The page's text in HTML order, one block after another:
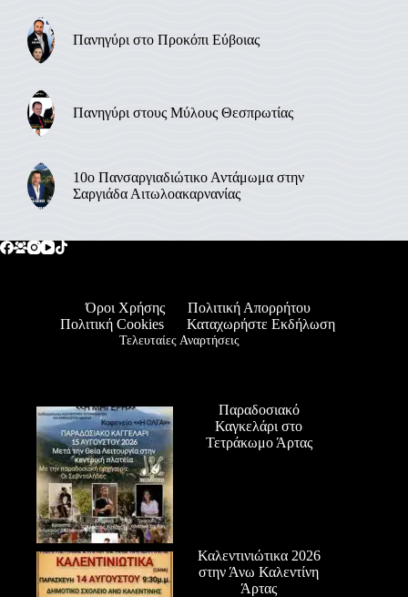
Πανηγύρι στο Προκόπι Εύβοιας
Πανηγύρι στους Μύλους Θεσπρωτίας
10ο Πανσαργιαδιώτικο Αντάμωμα στην
Σαργιάδα Αιτωλοακαρνανίας
Όροι Χρήσης
Πολιτική Απορρήτου
Πολιτική Cookies
Καταχωρήστε Εκδήλωση
Τελευταίες Αναρτήσεις
Παραδοσιακό
Καγκελάρι στο
Τετράκωμο Άρτας
Καλεντινιώτικα 2026
στην Άνω Καλεντίνη
Άρτας